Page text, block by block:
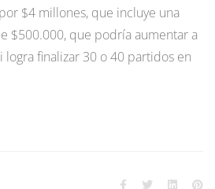
$4 millones, que incluye una
$500.000, que podría aumentar a
finalizar 30 o 40 partidos en